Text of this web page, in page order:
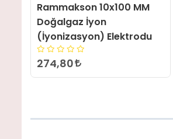
Rammakson 10x200 mm
Doğalgaz İyon Elektrotu
405,98